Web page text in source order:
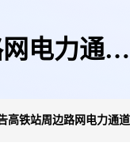
电力通道
高铁站周边路网电力通